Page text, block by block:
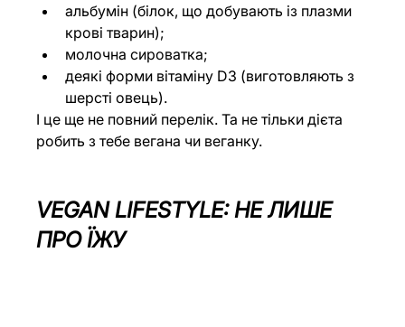
альбумін (білок, що добувають із плазми
крові тварин);
молочна сироватка;
деякі форми вітаміну D3 (виготовляють з
шерсті овець).
І це ще не повний перелік. Та не тільки дієта
робить з тебе вегана чи веганку.
VEGAN LIFESTYLE: НЕ ЛИШЕ
ПРО ЇЖУ